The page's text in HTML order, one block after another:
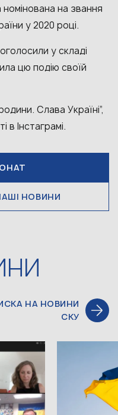
номінована на звання
у 2020 році.
у складі
цю подію своїй
Слава Україні”,
в Інстаграмі.
НОВИНИ
НА НОВИНИ
СКУ